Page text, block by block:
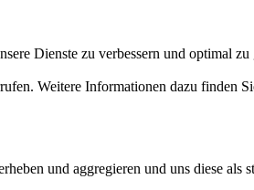
Dienste zu verbessern und optimal
Weitere Informationen dazu finden
und aggregieren und uns diese als